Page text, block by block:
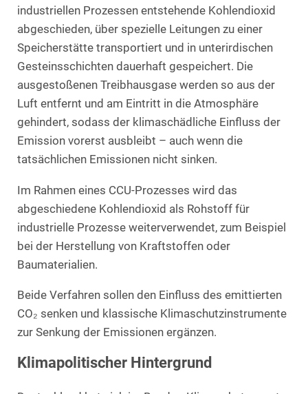
industriellen Prozessen entstehende Kohlendioxid
abgeschieden, über spezielle Leitungen zu einer
Speicherstätte transportiert und in unterirdischen
Gesteinsschichten dauerhaft gespeichert. Die
ausgestoßenen Treibhausgase werden so aus der
Luft entfernt und am Eintritt in die Atmosphäre
gehindert, sodass der klimaschädliche Einfluss der
Emission vorerst ausbleibt – auch wenn die
tatsächlichen Emissionen nicht sinken.
Im Rahmen eines CCU-Prozesses wird das
abgeschiedene Kohlendioxid als Rohstoff für
industrielle Prozesse weiterverwendet, zum Beispiel
bei der Herstellung von Kraftstoffen oder
Baumaterialien.
Beide Verfahren sollen den Einfluss des emittierten
CO₂ senken und klassische Klimaschutzinstrumente
zur Senkung der Emissionen ergänzen.
Klimapolitischer Hintergrund